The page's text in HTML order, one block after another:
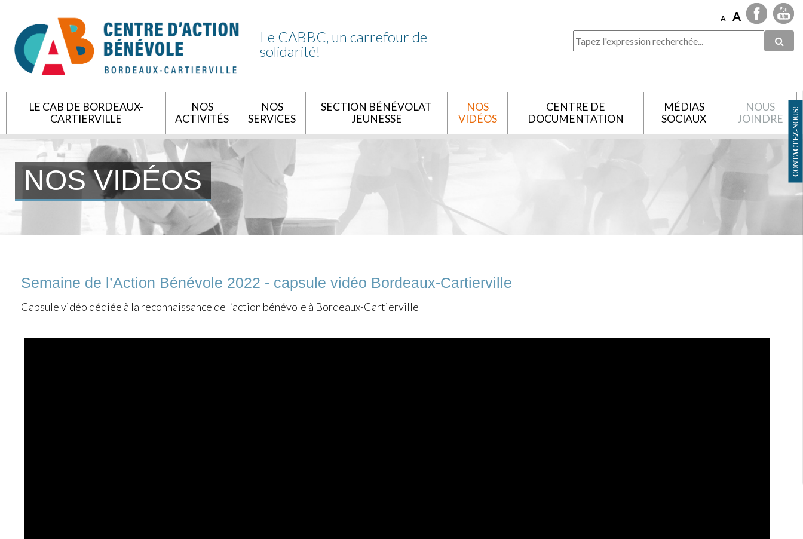
CONTACTEZ-NOUS!
A A
Le CABBC, un carrefour de
solidarité!
LE CAB DE BORDEAUX-
CARTIERVILLE
NOS
ACTIVITÉS
NOS
SERVICES
SECTION BÉNÉVOLAT
JEUNESSE
NOS
VIDÉOS
CENTRE DE
DOCUMENTATION
MÉDIAS
SOCIAUX
NOUS
JOINDRE
NOS VIDÉOS
Semaine de l’Action Bénévole 2022 - capsule vidéo Bordeaux-Cartierville
Capsule vidéo dédiée à la reconnaissance de l’action bénévole à Bordeaux-Cartierville